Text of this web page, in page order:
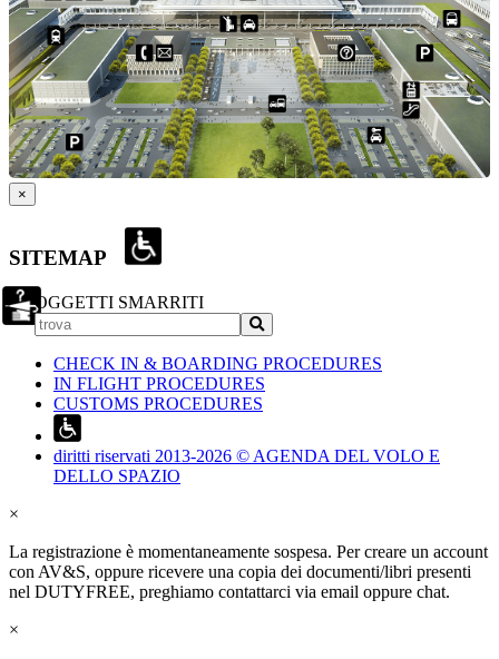
×
SITEMAP
OGGETTI SMARRITI
CHECK IN & BOARDING PROCEDURES
IN FLIGHT PROCEDURES
CUSTOMS PROCEDURES
diritti riservati 2013-2026 © AGENDA DEL VOLO E
DELLO SPAZIO
×
La registrazione è momentaneamente sospesa. Per creare un account
con AV&S, oppure ricevere una copia dei documenti/libri presenti
nel DUTYFREE, preghiamo contattarci via email oppure chat.
×